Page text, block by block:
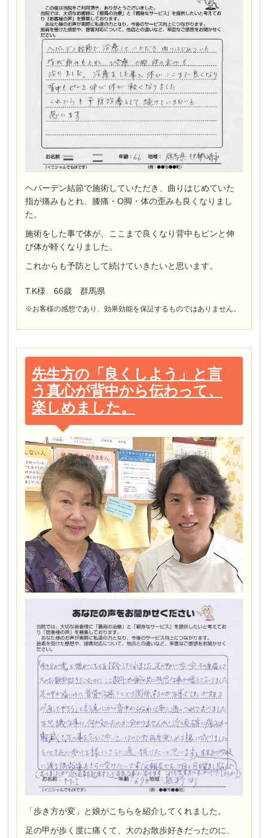
ヘバーデン結節で施術していただき、曲りはじめていた
指が痛みもとれ、膝痛・O脚・体の歪みも良くなりまし
た。
施術をした事で体が、ここまで良くなり背中もピンと伸
び体が軽くなりました。
これからも予防として続けていきたいと思います。
T.K様 66歳 群馬県
※お客様の感想であり、効果効能を保証するものではありません。
先生方の「良くしよう」と言
う真心が背中から伝わって、
楽しめました。
「歩き方が変」と娘がこちらを紹介してくれました。
足の甲が歩く度に痛くて、大のお散歩好きだったのに、